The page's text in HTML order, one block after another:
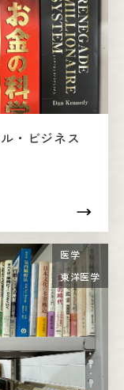
・ビジネス
医学
東洋医学